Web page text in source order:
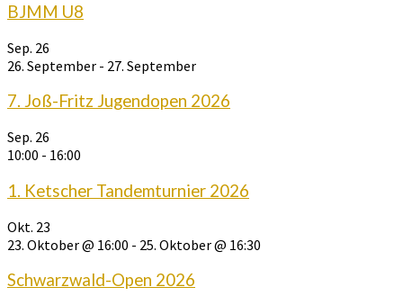
BJMM U8
Sep. 26
26. September - 27. September
7. Joß-Fritz Jugendopen 2026
Sep. 26
10:00 - 16:00
1. Ketscher Tandemturnier 2026
Okt. 23
23. Oktober @ 16:00 - 25. Oktober @ 16:30
Schwarzwald-Open 2026